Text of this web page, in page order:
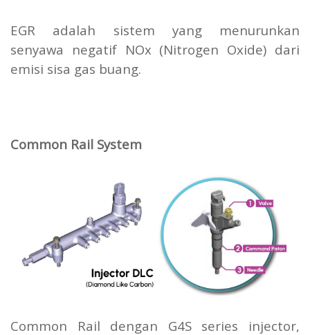
EGR adalah sistem yang menurunkan
senyawa negatif NOx (Nitrogen Oxide) dari
emisi sisa gas buang.
Common Rail System
Common Rail dengan G4S series injector,